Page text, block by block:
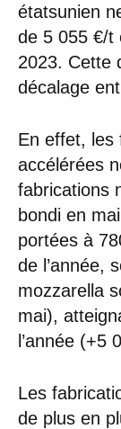
étatsunien
de 5 055 €/t
2023. Cette
décalage
En effet, les
accélérées
fabrications
bondi en
portées à
de l’année,
mozzarella
mai),
l’année (+5
Les
de plus en